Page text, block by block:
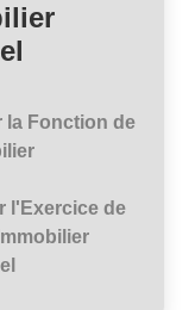
la Fonction de
l'Exercice de